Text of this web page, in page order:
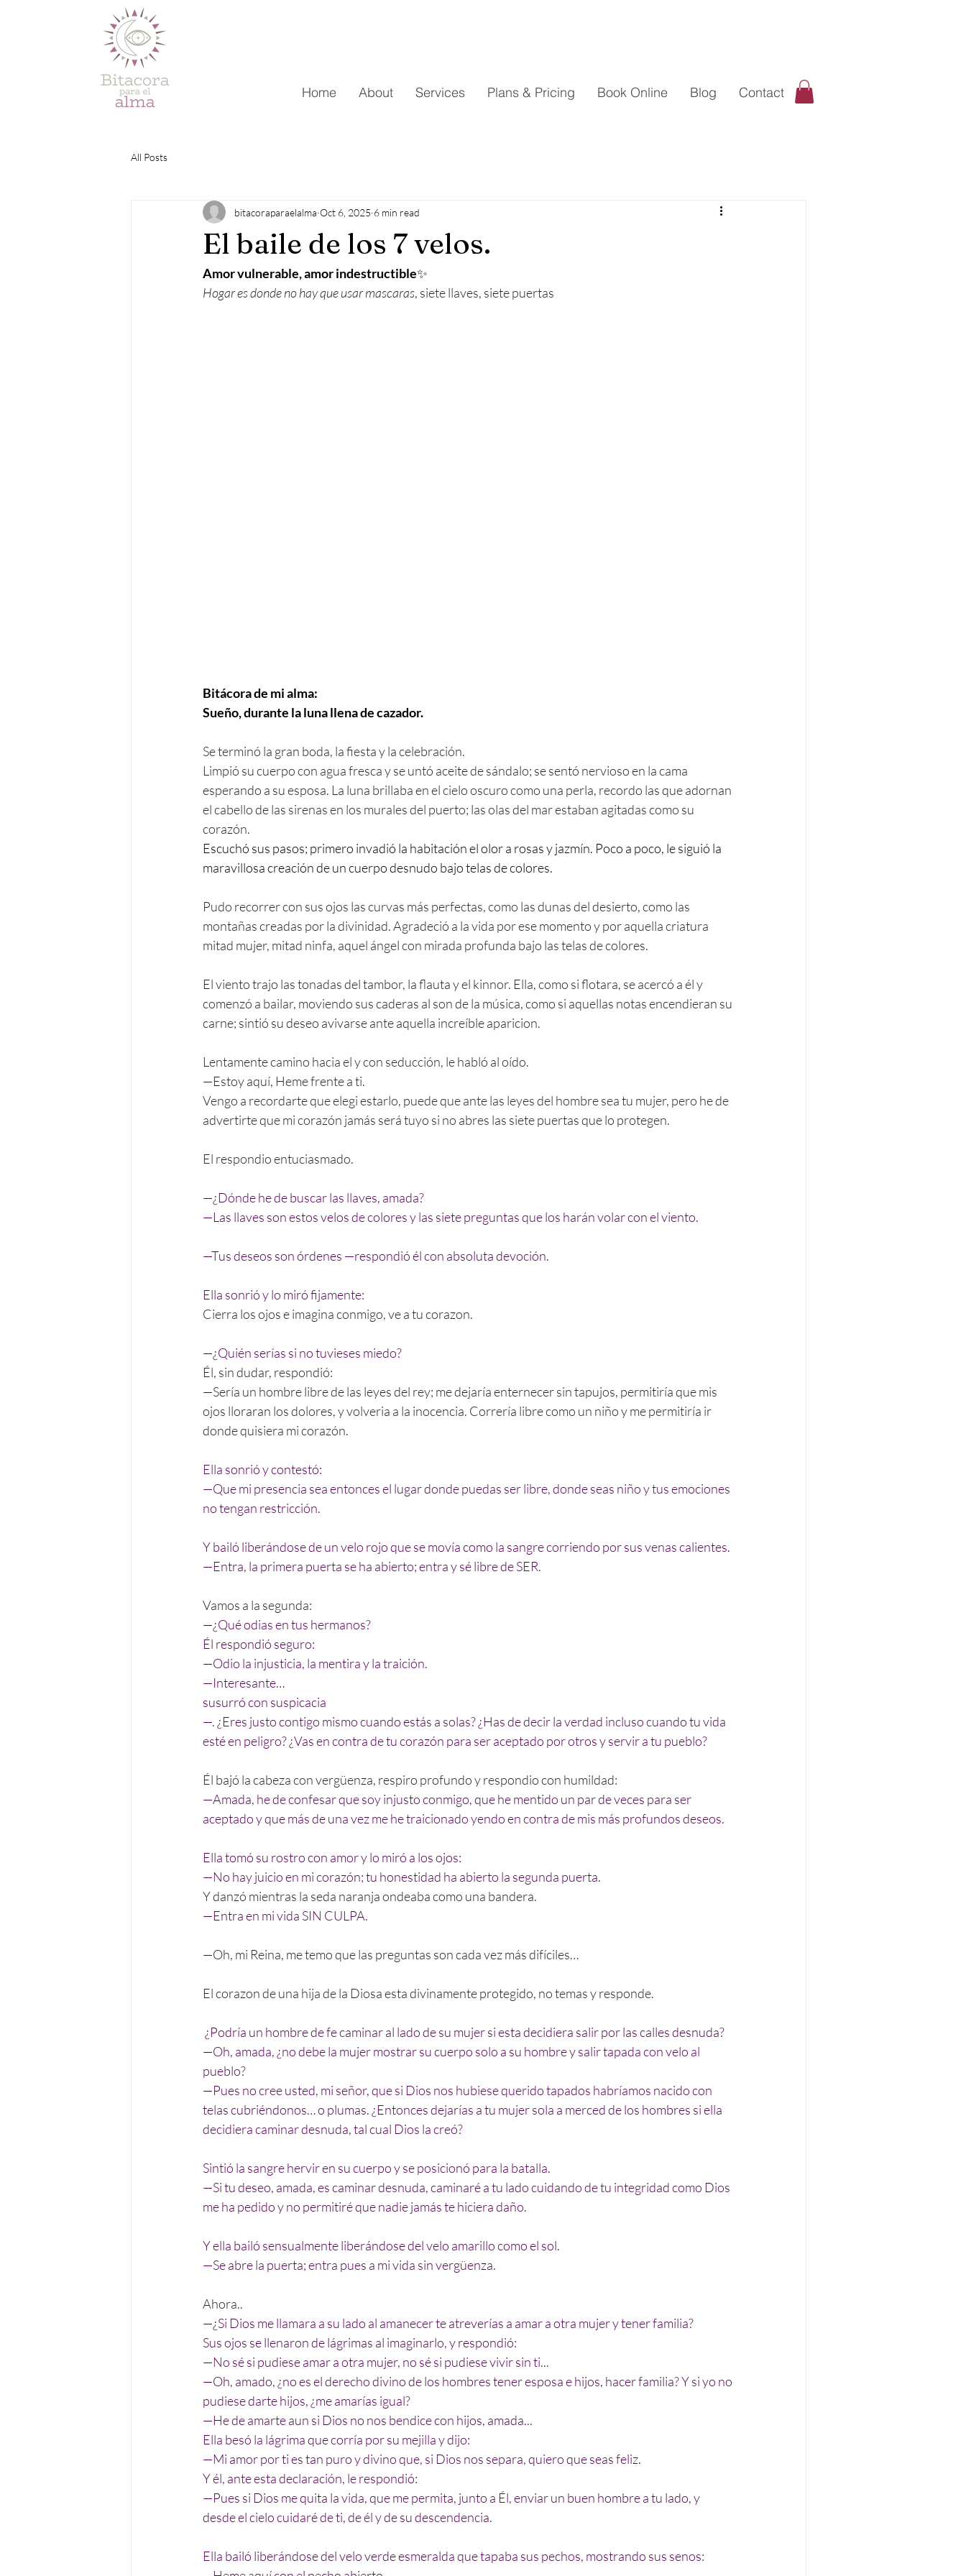
Home About Services Plans & Pricing Book Online Blog Contact
All Posts
El baile de los 7 velos.
bitacoraparaelalma Oct 6, 2025 6 min read
Amor vulnerable, amor indestructible✨
Hogar es donde no hay que usar mascaras, siete llaves, siete puertas
Bitácora de mi alma:
Sueño, durante la luna llena de cazador.
Se terminó la gran boda, la fiesta y la celebración.
Limpió su cuerpo con agua fresca y se untó aceite de sándalo; se sentó nervioso en la cama
esperando a su esposa. La luna brillaba en el cielo oscuro como una perla, recordo las que adornan
el cabello de las sirenas en los murales del puerto; las olas del mar estaban agitadas como su
corazón.
Escuchó sus pasos; primero invadió la habitación el olor a rosas y jazmín. Poco a poco, le siguió la
maravillosa creación de un cuerpo desnudo bajo telas de colores.
Pudo recorrer con sus ojos las curvas más perfectas, como las dunas del desierto, como las
montañas creadas por la divinidad. Agradeció a la vida por ese momento y por aquella criatura
mitad mujer, mitad ninfa, aquel ángel con mirada profunda bajo las telas de colores.
El viento trajo las tonadas del tambor, la flauta y el kinnor. Ella, como si flotara, se acercó a él y
comenzó a bailar, moviendo sus caderas al son de la música, como si aquellas notas encendieran su
carne; sintió su deseo avivarse ante aquella increíble aparicion.
Lentamente camino hacia el y con seducción, le habló al oído.
—Estoy aquí, Heme frente a ti.
Vengo a recordarte que elegi estarlo, puede que ante las leyes del hombre sea tu mujer, pero he de
advertirte que mi corazón jamás será tuyo si no abres las siete puertas que lo protegen.
El respondio entuciasmado.
—¿Dónde he de buscar las llaves, amada?
—Las llaves son estos velos de colores y las siete preguntas que los harán volar con el viento.
—Tus deseos son órdenes —respondió él con absoluta devoción.
Ella sonrió y lo miró fijamente:
Cierra los ojos e imagina conmigo, ve a tu corazon.
—¿Quién serías si no tuvieses miedo?
Él, sin dudar, respondió:
—Sería un hombre libre de las leyes del rey; me dejaría enternecer sin tapujos, permitiría que mis
ojos lloraran los dolores, y volveria a la inocencia. Correría libre como un niño y me permitiría ir
donde quisiera mi corazón.
Ella sonrió y contestó:
—Que mi presencia sea entonces el lugar donde puedas ser libre, donde seas niño y tus emociones
no tengan restricción.
Y bailó liberándose de un velo rojo que se movía como la sangre corriendo por sus venas calientes.
—Entra, la primera puerta se ha abierto; entra y sé libre de SER.
Vamos a la segunda:
—¿Qué odias en tus hermanos?
Él respondió seguro:
—Odio la injusticia, la mentira y la traición.
—Interesante…
susurró con suspicacia
—. ¿Eres justo contigo mismo cuando estás a solas? ¿Has de decir la verdad incluso cuando tu vida
esté en peligro? ¿Vas en contra de tu corazón para ser aceptado por otros y servir a tu pueblo?
Él bajó la cabeza con vergüenza, respiro profundo y respondio con humildad:
—Amada, he de confesar que soy injusto conmigo, que he mentido un par de veces para ser
aceptado y que más de una vez me he traicionado yendo en contra de mis más profundos deseos.
Ella tomó su rostro con amor y lo miró a los ojos:
—No hay juicio en mi corazón; tu honestidad ha abierto la segunda puerta.
Y danzó mientras la seda naranja ondeaba como una bandera.
—Entra en mi vida SIN CULPA.
—Oh, mi Reina, me temo que las preguntas son cada vez más difíciles…
El corazon de una hija de la Diosa esta divinamente protegido, no temas y responde.
¿Podría un hombre de fe caminar al lado de su mujer si esta decidiera salir por las calles desnuda?
—Oh, amada, ¿no debe la mujer mostrar su cuerpo solo a su hombre y salir tapada con velo al
pueblo?
—Pues no cree usted, mi señor, que si Dios nos hubiese querido tapados habríamos nacido con
telas cubriéndonos… o plumas. ¿Entonces dejarías a tu mujer sola a merced de los hombres si ella
decidiera caminar desnuda, tal cual Dios la creó?
Sintió la sangre hervir en su cuerpo y se posicionó para la batalla.
—Si tu deseo, amada, es caminar desnuda, caminaré a tu lado cuidando de tu integridad como Dios
me ha pedido y no permitiré que nadie jamás te hiciera daño.
Y ella bailó sensualmente liberándose del velo amarillo como el sol.
—Se abre la puerta; entra pues a mi vida sin vergüenza.
Ahora..
—¿Si Dios me llamara a su lado al amanecer te atreverías a amar a otra mujer y tener familia?
Sus ojos se llenaron de lágrimas al imaginarlo, y respondió:
—No sé si pudiese amar a otra mujer, no sé si pudiese vivir sin ti...
—Oh, amado, ¿no es el derecho divino de los hombres tener esposa e hijos, hacer familia? Y si yo no
pudiese darte hijos, ¿me amarías igual?
—He de amarte aun si Dios no nos bendice con hijos, amada...
Ella besó la lágrima que corría por su mejilla y dijo:
—Mi amor por ti es tan puro y divino que, si Dios nos separa, quiero que seas feliz.
Y él, ante esta declaración, le respondió:
—Pues si Dios me quita la vida, que me permita, junto a Él, enviar un buen hombre a tu lado, y
desde el cielo cuidaré de ti, de él y de su descendencia.
Ella bailó liberándose del velo verde esmeralda que tapaba sus pechos, mostrando sus senos: